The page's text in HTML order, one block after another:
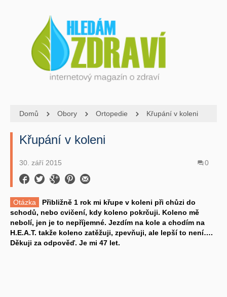
Domů Obory Ortopedie Křupání v koleni
Křupání v koleni
30. září 2015 0
Otázka
Přibližně 1 rok mi křupe v koleni při chůzi do
schodů, nebo cvičení, kdy koleno pokrčuji. Koleno mě
nebolí, jen je to nepříjemné. Jezdím na kole a chodím na
H.E.A.T. takže koleno zatěžuji, zpevňuji, ale lepší to není….
Děkuji za odpověď. Je mi 47 let.